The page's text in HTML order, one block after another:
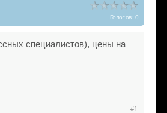
Голосов: 0
специалистов), цены на
#1